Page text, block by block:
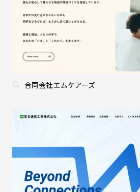
合同会社エムケアーズ